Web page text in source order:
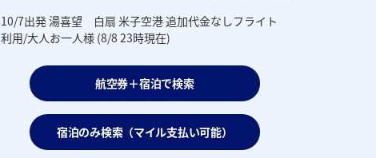
10/7出発 湯喜望 白扇 米子空港 追加代金なしフライト
利用/大人お一人様 (8/8 23時現在)
航空券＋宿泊で検索
宿泊のみ検索（マイル支払い可能）